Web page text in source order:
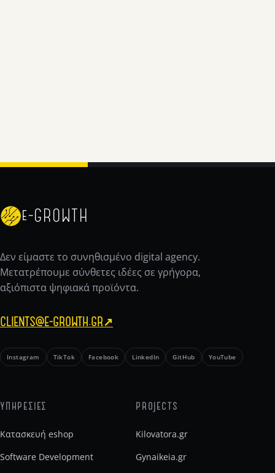
e-GROWTH
Δεν είμαστε το συνηθισμένο digital agency.
Μετατρέπουμε σύνθετες ιδέες σε γρήγορα,
αξιόπιστα ψηφιακά προϊόντα.
CLIENTS@E-GROWTH.GR ↗
Instagram TikTok Facebook LinkedIn GitHub YouTube
ΥΠΗΡΕΣΙΕΣ
Κατασκευή eshop
Software Development
PROJECTS
Kilovatora.gr
Gynaikeia.gr